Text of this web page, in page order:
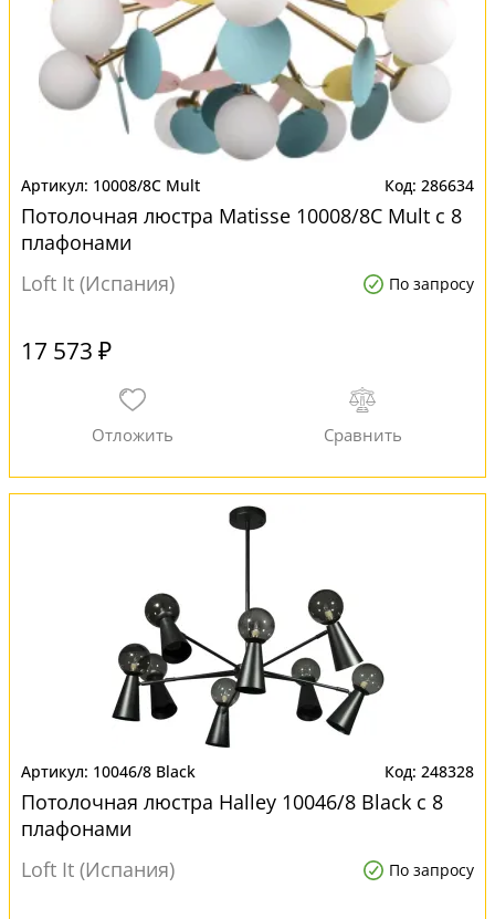
10008/8C Mult 286634
Потолочная люстра Matisse 10008/8C Mult с 8
плафонами
Loft It (Испания)
По запросу
17 573 ₽
10046/8 Black 248328
Потолочная люстра Halley 10046/8 Black с 8
плафонами
Loft It (Испания)
По запросу